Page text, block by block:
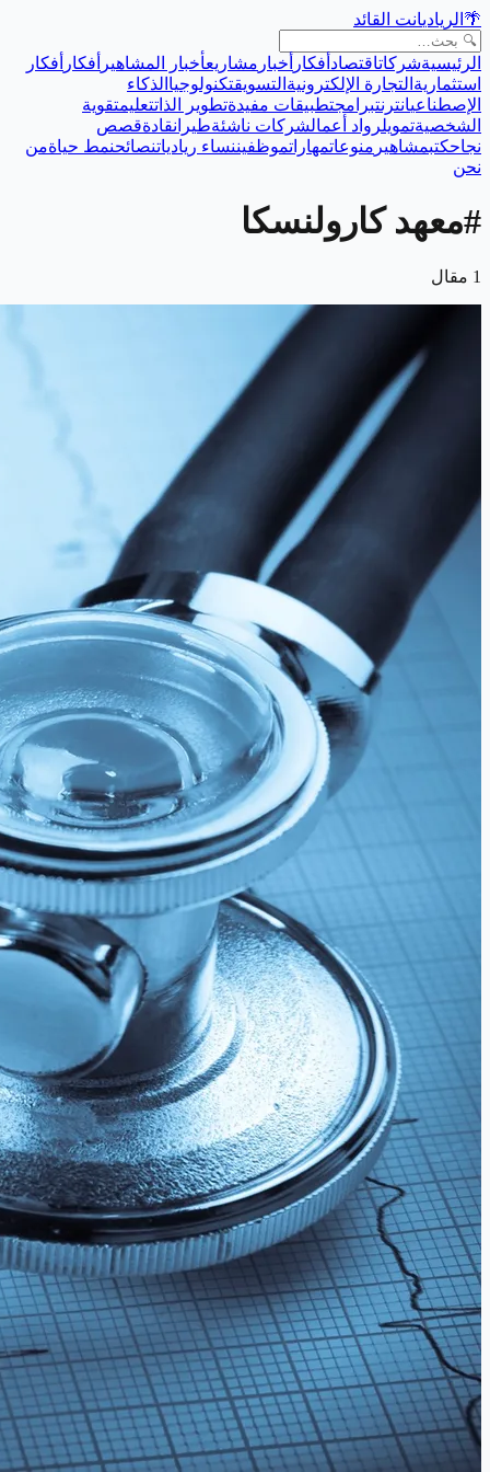
🌴 الرياديانت القائد
الرئيسيةشركاتاقتصاد أفكار أخبار مشاريعأخبار المشاهير أفكار أفكار
استثمارية التجارة الإلكترونية التسويقتكنولوجيا الذكاء
الإصطناعيانترنتبرامجتطبيقات مفيدةتطوير الذاتتعليمتقوية
الشخصيةتمويلرواد أعمالشركات ناشئةطيرانقادةقصص
نجاحكتبمشاهير منوعاتمهاراتموظفيننساء ريادياتنصائحنمط حياةمن
نحن
#معهد كارولنسكا
1 مقال